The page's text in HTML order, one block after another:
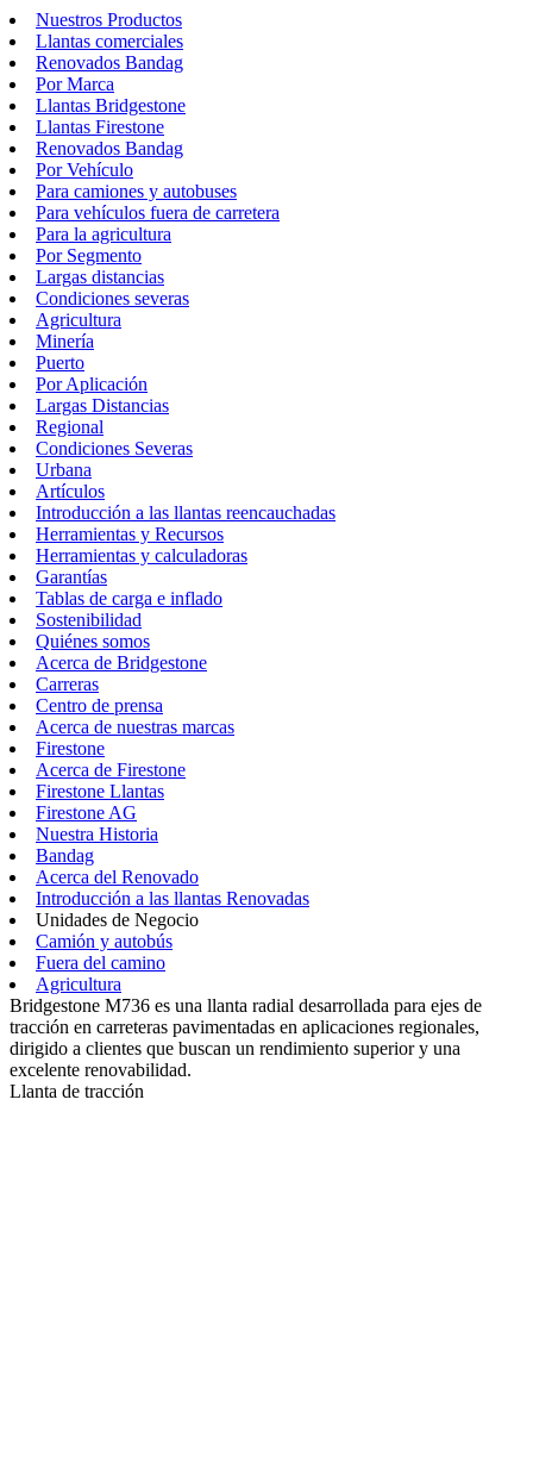
Nuestros Productos
Llantas comerciales
Renovados Bandag
Por Marca
Llantas Bridgestone
Llantas Firestone
Renovados Bandag
Por Vehículo
Para camiones y autobuses
Para vehículos fuera de carretera
Para la agricultura
Por Segmento
Largas distancias
Condiciones severas
Agricultura
Minería
Puerto
Por Aplicación
Largas Distancias
Regional
Condiciones Severas
Urbana
Artículos
Introducción a las llantas reencauchadas
Herramientas y Recursos
Herramientas y calculadoras
Garantías
Tablas de carga e inflado
Sostenibilidad
Quiénes somos
Acerca de Bridgestone
Carreras
Centro de prensa
Acerca de nuestras marcas
Firestone
Acerca de Firestone
Firestone Llantas
Firestone AG
Nuestra Historia
Bandag
Acerca del Renovado
Introducción a las llantas Renovadas
Unidades de Negocio
Camión y autobús
Fuera del camino
Agricultura
Bridgestone M736 es una llanta radial desarrollada para ejes de
tracción en carreteras pavimentadas en aplicaciones regionales,
dirigido a clientes que buscan un rendimiento superior y una
excelente renovabilidad.
Llanta de tracción